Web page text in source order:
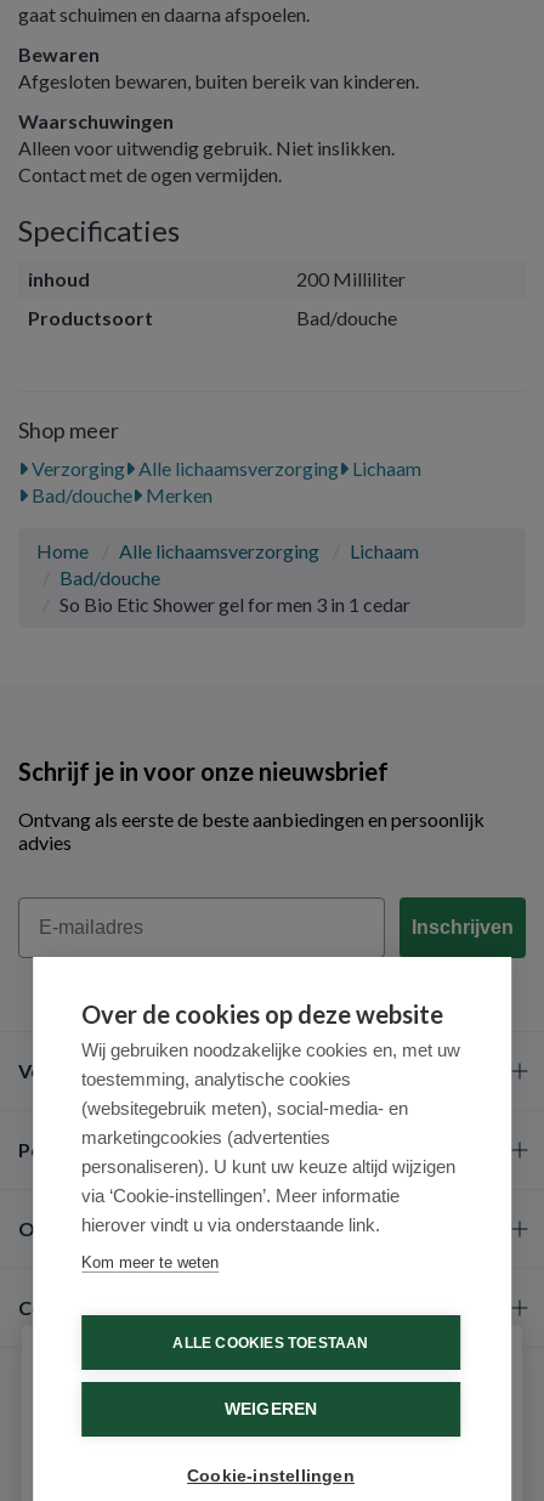
gaat schuimen en daarna afspoelen.
Bewaren
Afgesloten bewaren, buiten bereik van kinderen.
Waarschuwingen
Alleen voor uitwendig gebruik. Niet inslikken.
Contact met de ogen vermijden.
Specificaties
inhoud
200 Milliliter
Productsoort
Bad/douche
Shop meer
Verzorging Alle lichaamsverzorging
Lichaam
Bad/douche
Merken
Home Alle lichaamsverzorging
Lichaam
Bad/douche
So Bio Etic Shower gel for men 3 in 1 cedar
Schrijf je in voor onze nieuwsbrief
Ontvang als eerste de beste aanbiedingen en persoonlijk
advies
Email
Inschrijven
Veel gestelde vragen
Populaire merken
Over ons
Contact
9.6 / 10 (531 beoordelingen)
Over de cookies op deze website
Wij gebruiken noodzakelijke cookies en, met uw
toestemming, analytische cookies
(websitegebruik meten), social-media- en
marketingcookies (advertenties
personaliseren). U kunt uw keuze altijd wijzigen
via ‘Cookie-instellingen’. Meer informatie
hierover vindt u via onderstaande link.
Kom meer te weten
ALLE COOKIES TOESTAAN
WEIGEREN
Cookie-instellingen
Schrijf je in voor onze nieuwsbrief
Ontvang als eerste de beste aanbiedingen en persoonlijk
advies